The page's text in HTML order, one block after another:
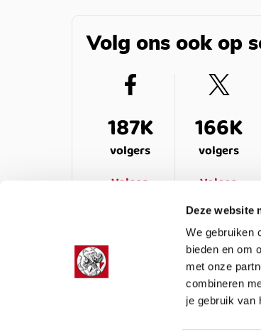
Deze website
We gebruiken
bieden en om
met onze
combineren
je gebruik van
Volg ons ook op
187K
volgers
Volgen
166K
volgers
Volgen
OVER ONS